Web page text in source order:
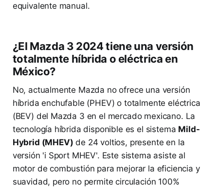
equivalente manual.
¿El Mazda 3 2024 tiene una versión
totalmente híbrida o eléctrica en
México?
No, actualmente Mazda no ofrece una versión
híbrida enchufable (PHEV) o totalmente eléctrica
(BEV) del Mazda 3 en el mercado mexicano. La
tecnología híbrida disponible es el sistema Mild-
Hybrid (MHEV) de 24 voltios, presente en la
versión 'i Sport MHEV'. Este sistema asiste al
motor de combustión para mejorar la eficiencia y
suavidad, pero no permite circulación 100%